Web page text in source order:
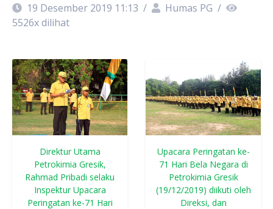
19 Desember 2019 11:13 / Humas PG /
5526x dilihat
Direktur Utama
Petrokimia Gresik,
Rahmad Pribadi selaku
Inspektur Upacara
Peringatan ke-71 Hari
Upacara Peringatan ke-
71 Hari Bela Negara di
Petrokimia Gresik
(19/12/2019) diikuti oleh
Direksi, dan